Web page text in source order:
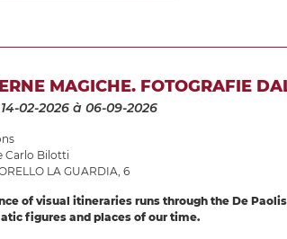
MAGICHE. FOTOGRAFIE
02-2026 à 06-09-2026
Carlo Bilotti
LA GUARDIA, 6
of visual itineraries runs through the De
figures and places of our time.